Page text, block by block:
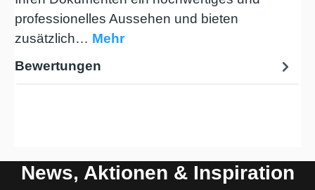
professionelles Aussehen und bieten
zusätzlich… Mehr
Bewertungen
News, Aktionen & Inspiration